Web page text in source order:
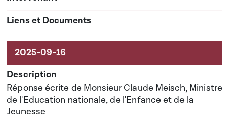
Réponse écrite de Monsieur Claude Meisch, Ministre
de l'Education nationale, de l'Enfance et de la
Jeunesse